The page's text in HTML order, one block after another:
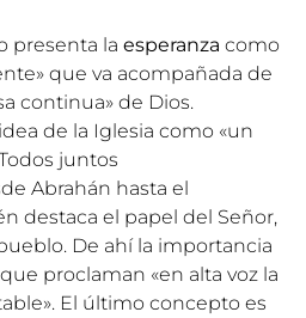
presenta la esperanza como
que va acompañada de
continua» de Dios.
de la Iglesia como «un
juntos
Abrahán hasta el
destaca el papel del Señor,
De ahí la importancia
proclaman «en alta voz la
El último concepto es